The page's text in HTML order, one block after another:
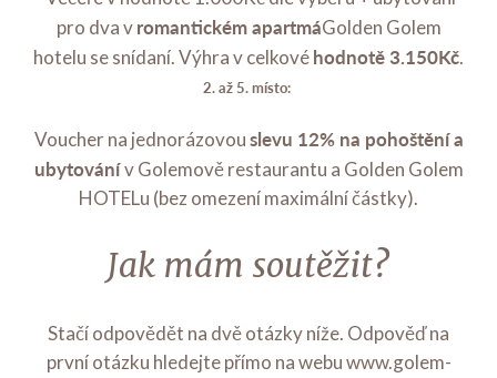
pro dva vromantickém apartmáGolden Golem
hotelu se snídaní. Výhra v celkovéhodnotě 3.150Kč.
2. až 5. místo:
Voucher na jednorázovouslevu 12% na pohoštění a
ubytovánív Golemově restaurantu a Golden Golem
HOTELu (bez omezení maximální částky).
Jak mám soutěžit?
Stačí odpovědět na dvě otázky níže. Odpověď na
první otázku hledejte přímo na webu www.golem-